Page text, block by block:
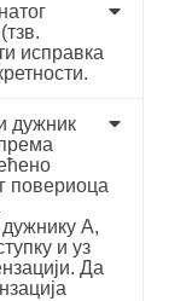
исправка
дужник
повериоца
А,
и уз
Да